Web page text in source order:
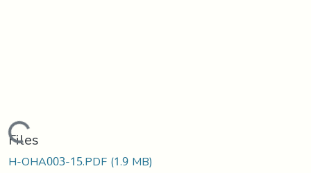
Loading...
Files
H-OHA003-15.PDF(1.9 MB)